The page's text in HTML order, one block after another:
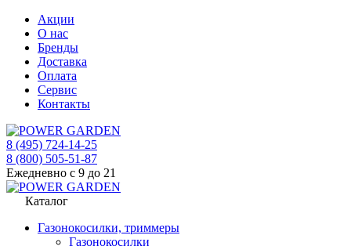
Акции
О нас
Бренды
Доставка
Оплата
Сервис
Контакты
8 (495) 724-14-25
8 (800) 505-51-87
Ежедневно с 9 до 21
Каталог
Газонокосилки, триммеры
Газонокосилки